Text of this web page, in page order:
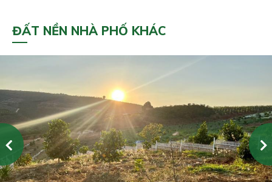
ĐẤT NỀN NHÀ PHỐ KHÁC
Previous Next